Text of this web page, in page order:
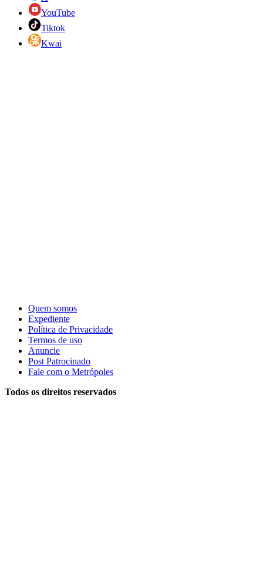
YouTube
Tiktok
Kwai
Quem somos
Expediente
Política de Privacidade
Termos de uso
Anuncie
Post Patrocinado
Fale com o Metrópoles
Todos os direitos reservados